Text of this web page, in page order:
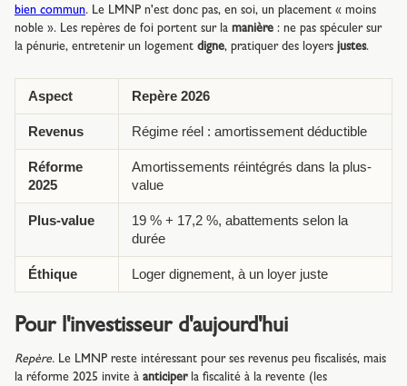
bien commun. Le LMNP n'est donc pas, en soi, un placement « moins
noble ». Les repères de foi portent sur la manière : ne pas spéculer sur
la pénurie, entretenir un logement digne, pratiquer des loyers justes.
Aspect Repère 2026
Revenus Régime réel : amortissement déductible
Réforme
2025
Amortissements réintégrés dans la plus-
value
Plus-value
19 % + 17,2 %, abattements selon la
durée
Éthique Loger dignement, à un loyer juste
Pour l'investisseur d'aujourd'hui
Repère. Le LMNP reste intéressant pour ses revenus peu fiscalisés, mais
la réforme 2025 invite à anticiperla fiscalité à la revente (les